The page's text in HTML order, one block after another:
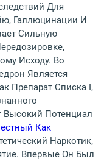
Для
Галлюцинации И
Сильную
Исходу. Во
Является
Препарат Списка I,
Потенциал
Как
Наркотик,
Впервые Он Был